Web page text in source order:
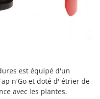
à olives
est équipé d'un
n'Go et doté d' étrier de
avec les plantes.